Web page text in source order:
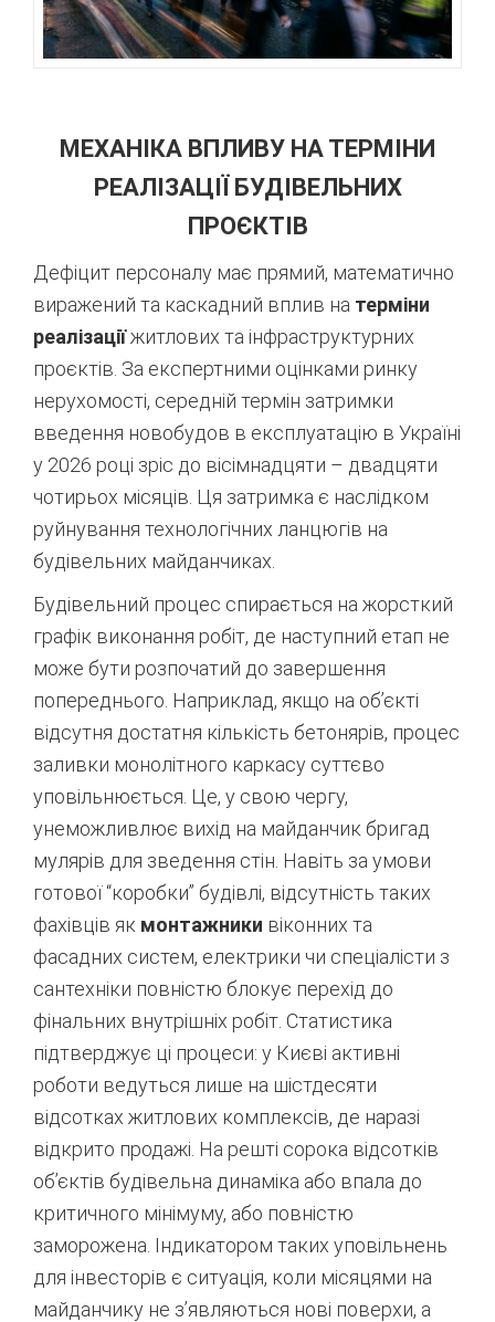
МЕХАНІКА ВПЛИВУ НА ТЕРМІНИ
РЕАЛІЗАЦІЇ БУДІВЕЛЬНИХ
ПРОЄКТІВ
Дефіцит персоналу має прямий, математично
виражений та каскадний вплив на терміни
реалізаціїжитлових та інфраструктурних
проєктів. За експертними оцінками ринку
нерухомості, середній термін затримки
введення новобудов в експлуатацію в Україні
у 2026 році зріс до вісімнадцяти – двадцяти
чотирьох місяців . Ця затримка є наслідком
руйнування технологічних ланцюгів на
будівельних майданчиках.
Будівельний процес спирається на жорсткий
графік виконання робіт, де наступний етап не
може бути розпочатий до завершення
попереднього. Наприклад, якщо на об’єкті
відсутня достатня кількість бетонярів, процес
заливки монолітного каркасу суттєво
уповільнюється. Це, у свою чергу,
унеможливлює вихід на майданчик бригад
мулярів для зведення стін. Навіть за умови
готової “коробки” будівлі, відсутність таких
фахівців як монтажники віконних та
фасадних систем, електрики чи спеціалісти з
сантехніки повністю блокує перехід до
фінальних внутрішніх робіт. Статистика
підтверджує ці процеси: у Києві активні
роботи ведуться лише на шістдесяти
відсотках житлових комплексів, де наразі
відкрито продажі . На решті сорока відсотків
об’єктів будівельна динаміка або впала до
критичного мінімуму, або повністю
заморожена. Індикатором таких уповільнень
для інвесторів є ситуація, коли місяцями на
майданчику не з’являються нові поверхи, а